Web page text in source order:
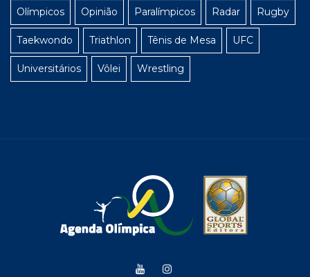
Olímpicos Opinião Paralímpicos Radar Rugby
Taekwondo Triathlon Tênis de Mesa UFC
Universitários Vôlei Wrestling